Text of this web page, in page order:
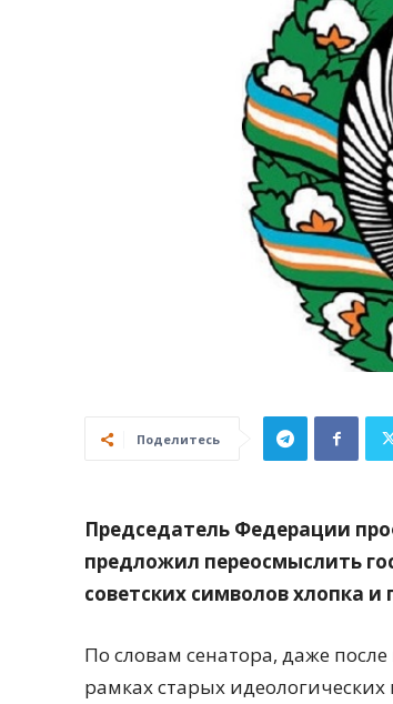
Поделитесь
Председатель Федерации
предложил переосмыслить
советских символов хлопка
По словам сенатора, даже
рамках старых идеологических